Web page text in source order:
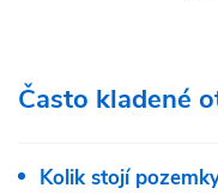
Často kladené
Kolik stojí